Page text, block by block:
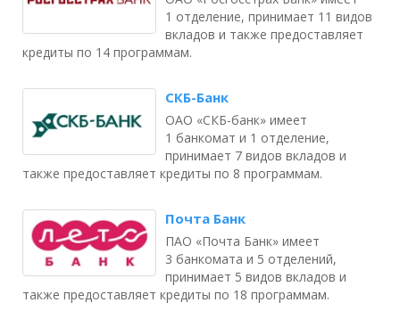
1 отделение, принимает 11 видов
вкладов и также предоставляет
кредиты по 14 программам.
СКБ-Банк
ОАО «СКБ-банк» имеет
1 банкомат и 1 отделение,
принимает 7 видов вкладов и
также предоставляет кредиты по 8 программам.
Почта Банк
ПАО «Почта Банк» имеет
3 банкомата и 5 отделений,
принимает 5 видов вкладов и
также предоставляет кредиты по 18 программам.